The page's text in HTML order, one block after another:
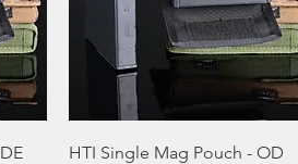
Rychlý náhled
HTI Single Mag Pouch - OD